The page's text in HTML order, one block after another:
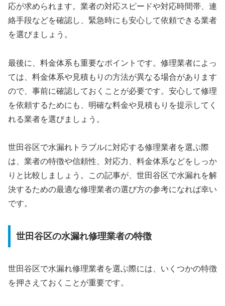
応が求められます。業者の対応スピードや対応時間帯、連
絡手段などを確認し、緊急時にも安心して依頼できる業者
を選びましょう。
最後に、料金体系も重要なポイントです。修理業者によっ
ては、料金体系や見積もりの方法が異なる場合があります
ので、事前に確認しておくことが必要です。安心して修理
を依頼するためにも、明確な料金や見積もりを提示してく
れる業者を選びましょう。
世田谷区で水漏れトラブルに対応する修理業者を選ぶ際
は、業者の特徴や信頼性、対応力、料金体系などをしっか
りと比較しましょう。この記事が、世田谷区で水漏れを解
決するための最適な修理業者の選び方の参考になれば幸い
です。
世田谷区の水漏れ修理業者の特徴
世田谷区で水漏れ修理業者を選ぶ際には、いくつかの特徴
を押さえておくことが重要です。